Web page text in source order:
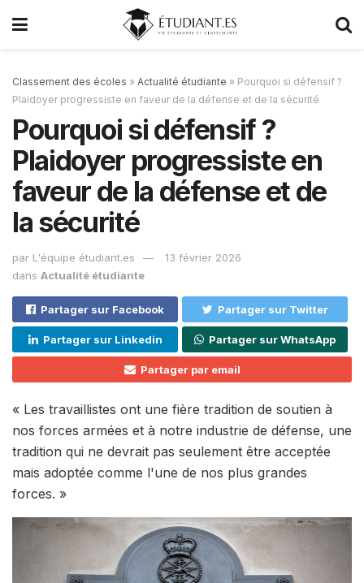
Classement des écoles » Actualité étudiante » Pourquoi si défensif ?
Plaidoyer progressiste en faveur de la défense et de la sécurité
Pourquoi si défensif ?
Plaidoyer progressiste en
faveur de la défense et de
la sécurité
par L'équipe étudiant.es
13 février 2026
dans Actualité étudiante
Partager sur Facebook Partager sur Twitter
Partager sur Linkedin Partager sur WhatsApp
Partager par email
« Les travaillistes ont une fière tradition de soutien à
nos forces armées et à notre industrie de défense, une
tradition qui ne devrait pas seulement être acceptée
mais adoptée comme l'une de nos plus grandes
forces. »